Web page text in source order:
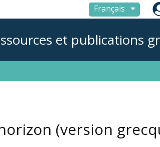
Français 
et publications
(version